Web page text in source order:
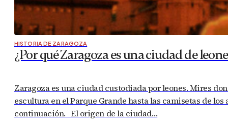
HISTORIA DE ZARAGOZA
¿Por qué Zaragoza es una ciudad de
Zaragoza es una ciudad custodiada por leones. Mires
escultura en el Parque Grande hasta las camisetas de
continuación. El origen de la ciudad…